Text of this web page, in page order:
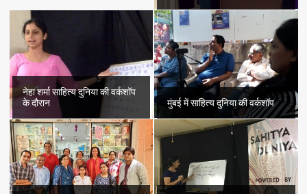
नेहा शर्मा साहित्य दुनिया की वर्कशॉप
के दौरान
मुंबई में साहित्य दुनिया की वर्कशॉप